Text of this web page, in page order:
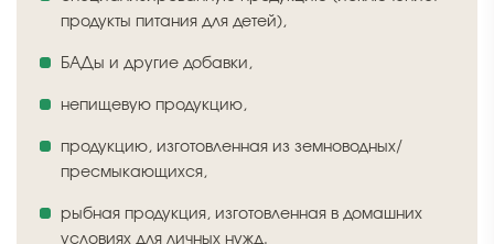
продукты питания для детей),
БАДы и другие добавки,
непищевую продукцию,
продукцию, изготовленная из земноводных/
пресмыкающихся,
рыбная продукция, изготовленная в домашних
условиях для личных нужд.